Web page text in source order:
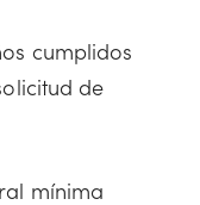
cumplidos
de
mínima